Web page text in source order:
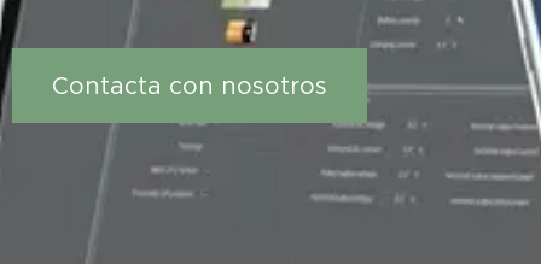
Contacta con nosotros